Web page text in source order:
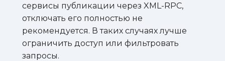
сервисы публикации через XML-RPC,
отключать его полностью не
рекомендуется. В таких случаях лучше
ограничить доступ или фильтровать
запросы.